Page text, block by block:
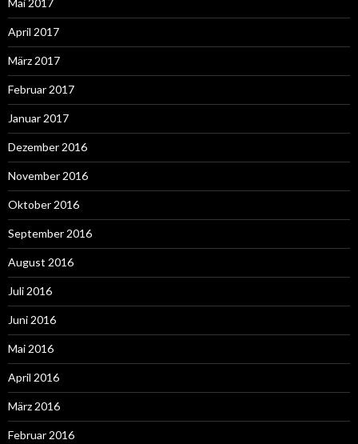
Mai 2017
April 2017
März 2017
Februar 2017
Januar 2017
Dezember 2016
November 2016
Oktober 2016
September 2016
August 2016
Juli 2016
Juni 2016
Mai 2016
April 2016
März 2016
Februar 2016